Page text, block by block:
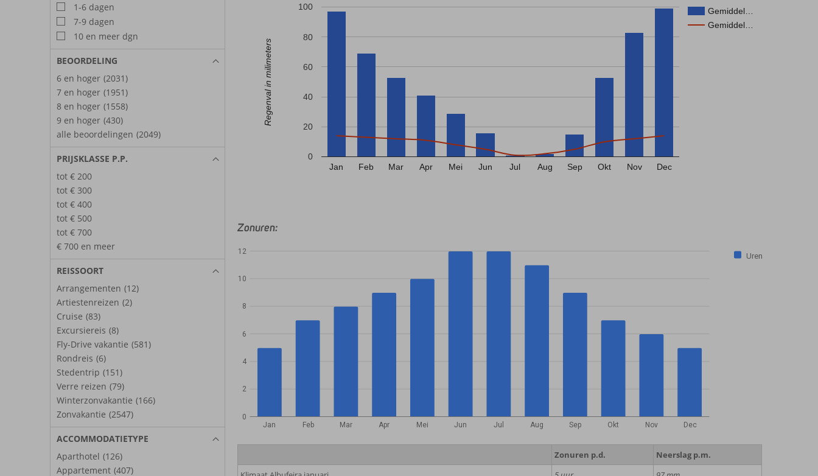
1-6 dagen
7-9 dagen
10 en meer dgn
BEOORDELING
6 en hoger (2031)
7 en hoger (1951)
8 en hoger (1558)
9 en hoger (430)
alle beoordelingen (2049)
PRIJSKLASSE P.P.
tot € 200
tot € 300
tot € 400
tot € 500
tot € 700
€ 700 en meer
REISSOORT
Arrangementen (12)
Artiestenreizen (2)
Cruise (83)
Excursiereis (8)
Fly-Drive vakantie (581)
Rondreis (6)
Stedentrip (151)
Verre reizen (79)
Winterzonvakantie (166)
Zonvakantie (2547)
ACCOMMODATIETYPE
Aparthotel (126)
Appartement (407)
Gemiddel…
Gemiddel…
Jan Feb Mar Apr Mei Jun Jul Aug Sep Okt Nov Dec
0
20
40
60
80
100
Regenval in milimeters
Zonuren:
Uren
Jan Feb Mar Apr Mei Jun Jul Aug Sep Okt Nov Dec
0
2
4
6
8
10
12
Zonuren p.d.
Neerslag p.m.